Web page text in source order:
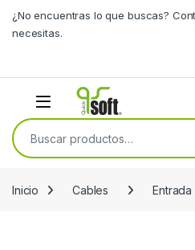
¿No encuentras lo que buscas?
necesitas.
Buscar por:
Inicio Cables Entrada